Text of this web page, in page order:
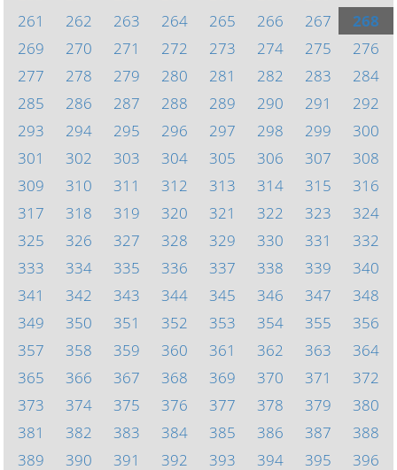
261
262 263 264 265 266 267
268
269
270 271 272 273 274 275
276
277
278 279 280 281 282 283
284
285
286 287 288 289 290 291
292
293
294 295 296 297 298 299
300
301
302 303 304 305 306 307
308
309
310 311 312 313 314 315
316
317
318 319 320 321 322 323
324
325
326 327 328 329 330 331
332
333
334 335 336 337 338 339
340
341
342 343 344 345 346 347
348
349
350 351 352 353 354 355
356
357
358 359 360 361 362 363
364
365
366 367 368 369 370 371
372
373
374 375 376 377 378 379
380
381
382 383 384 385 386 387
388
389
390 391 392 393 394 395 396